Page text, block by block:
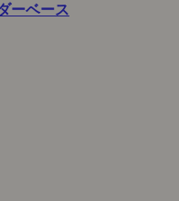
ーベース